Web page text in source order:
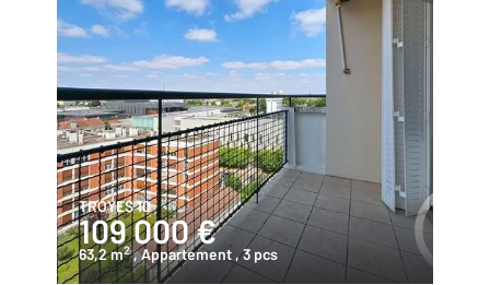
TROYES 10
109 000 €
63,2 m2 , Appartement , 3 pcs